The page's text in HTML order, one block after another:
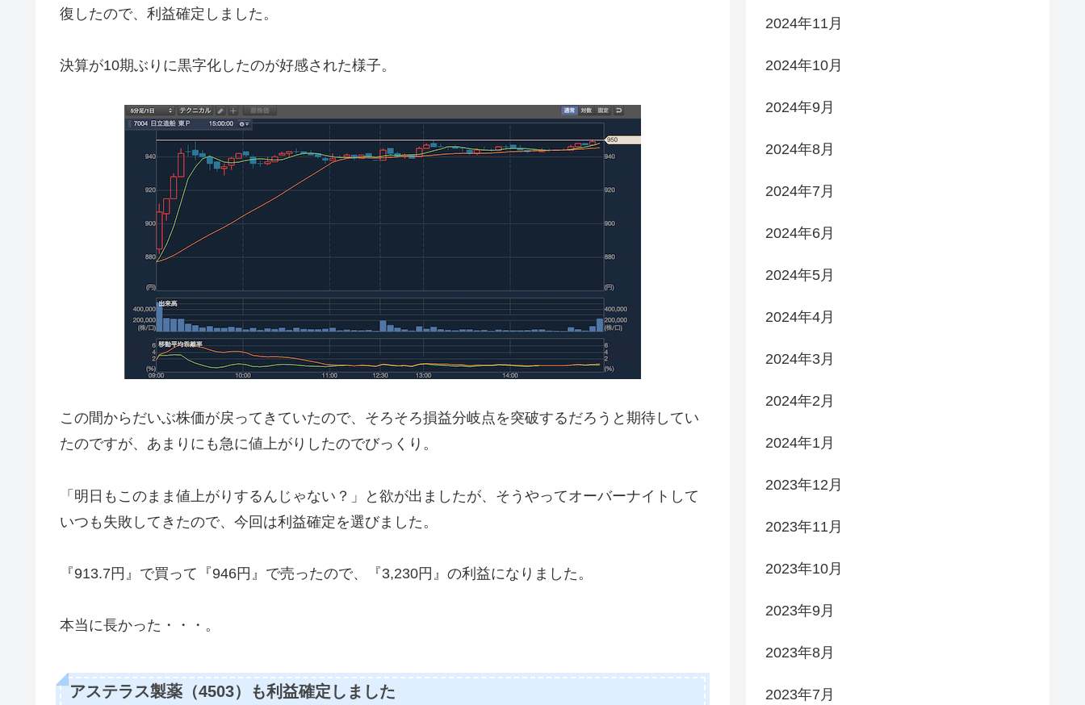
復したので、利益確定しました。
決算が10期ぶりに黒字化したのが好感された様子。
この間からだいぶ株価が戻ってきていたので、そろそろ損益分岐点を突破するだろうと期待してい
たのですが、あまりにも急に値上がりしたのでびっくり。
「明日もこのまま値上がりするんじゃない？」と欲が出ましたが、そうやってオーバーナイトして
いつも失敗してきたので、今回は利益確定を選びました。
『913.7円』で買って『946円』で売ったので、『3,230円』の利益になりました。
本当に長かった・・・。
アステラス製薬（4503）も利益確定しました
2024年11月
2024年10月
2024年9月
2024年8月
2024年7月
2024年6月
2024年5月
2024年4月
2024年3月
2024年2月
2024年1月
2023年12月
2023年11月
2023年10月
2023年9月
2023年8月
2023年7月